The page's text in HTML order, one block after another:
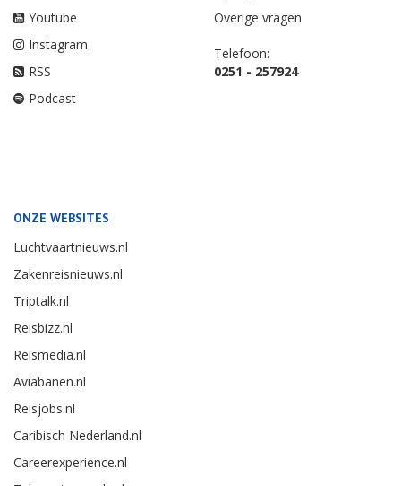
Youtube
Instagram
RSS
Podcast
Overige vragen
Telefoon:
0251 - 257924
ONZE WEBSITES
Luchtvaartnieuws.nl
Zakenreisnieuws.nl
Triptalk.nl
Reisbizz.nl
Reismedia.nl
Aviabanen.nl
Reisjobs.nl
Caribisch Nederland.nl
Careerexperience.nl